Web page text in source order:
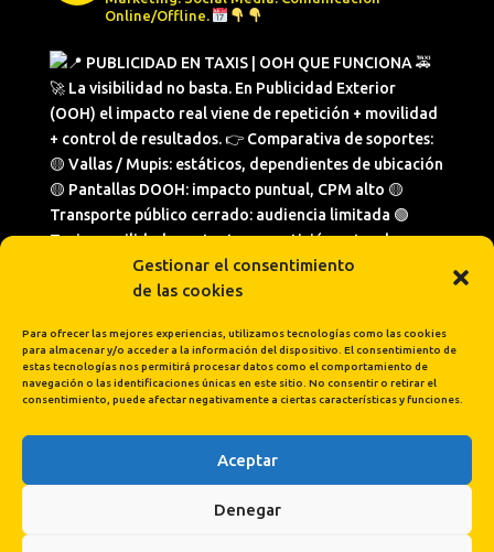
Gestionar el consentimiento
de las cookies
Para ofrecer las mejores experiencias, utilizamos tecnologías como las cookies
para almacenar y/o acceder a la información del dispositivo. El consentimiento de
estas tecnologías nos permitirá procesar datos como el comportamiento de
navegación o las identificaciones únicas en este sitio. No consentir o retirar el
consentimiento, puede afectar negativamente a ciertas características y funciones.
Aceptar
Denegar
Online/Offline.
Cargar más... Síguenos en Instagram